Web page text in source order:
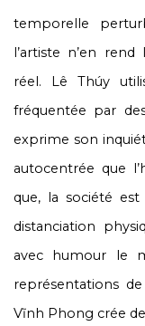
temporelle
l’artiste n’en
réel. Lê Thúy
fréquentée par
exprime son
autocentrée que
que, la société
distanciation
avec humour le
représentations
Vĩnh Phong crée